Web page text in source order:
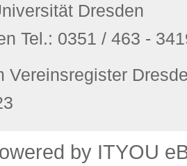
Dresden
Tel.: 0351 / 463 -
Vereinsregister
by ITYOU